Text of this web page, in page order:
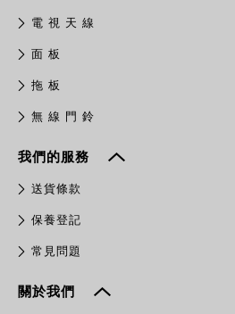
電 視 天 線
面 板
拖 板
無 線 門 鈴
我們的服務
送貨條款
保養登記
常見問題
關於我們